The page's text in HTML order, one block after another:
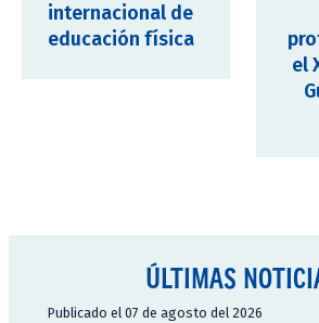
internacional de
educación física
el
ÚLTIMAS
Publicado el 07 de agosto del 2026